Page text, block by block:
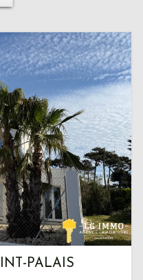
PALAIS